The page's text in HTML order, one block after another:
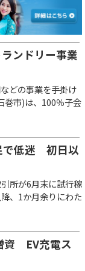
ンドリー事業
どの事業を手掛け
巻市)は、100％子会
で低迷 初日以
所が6月末に試行稼
、1か月余りにわた
資 EV充電ス